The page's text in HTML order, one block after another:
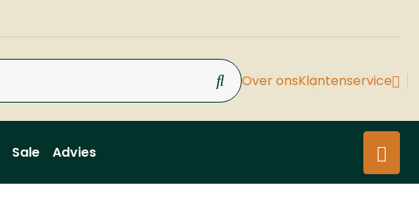
Over onsKlantenservice
Sale Advies